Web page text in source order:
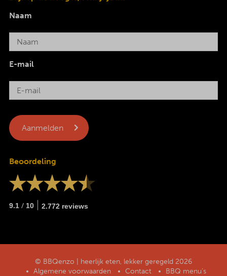
Naam
E-mail
Beoordeling
9.1 / 10 2.772 reviews
© BBQenzo | heerlijk eten, lekker geregeld 2026
Algemene voorwaarden
Contact
BBQ menu’s